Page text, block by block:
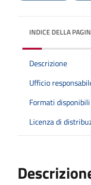
INDICE DELLA
Descrizione
Ufficio
Formati disponibili
Licenza di